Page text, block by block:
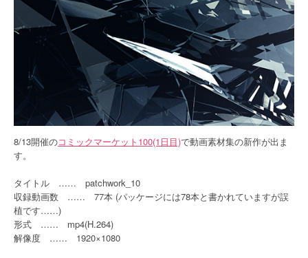
8/13開催のコミックマーケット100(1日目)で動画素材集の新作が出ま
す。
タイトル …… patchwork_10
収録動画数 …… 77本 (パッケージには78本と書かれていますが誤
植です……)
形式 …… mp4(H.264)
解像度 …… 1920×1080